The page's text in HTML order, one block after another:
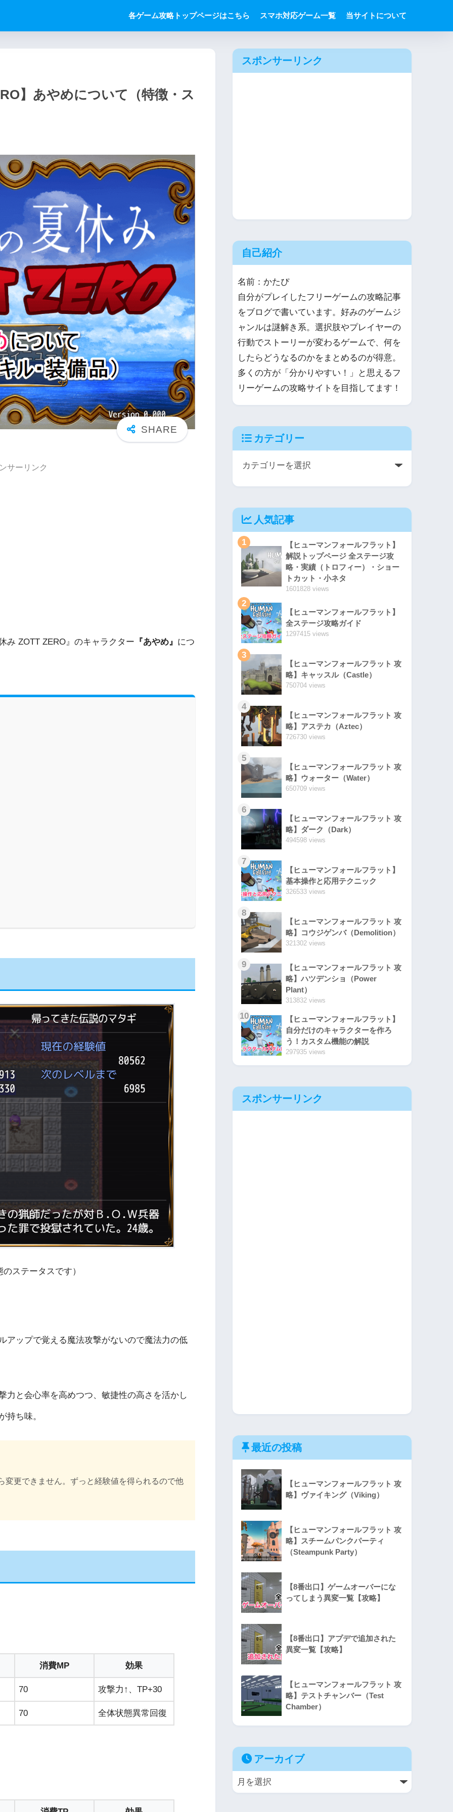
各ゲーム攻略トップページはこちら スマホ対応ゲーム一覧 当サイトについて
】あやめについて（特徴・ス
サーリンク
み ZOTT ZERO』のキャラクター 『あやめ』 につ
ステータスです）
アップで覚える魔法攻撃がないので魔法力の低
力と会心率を高めつつ、敏捷性の高さを活かし
持ち味。
変更できません。ずっと経験値を得られるので他
消費MP 効果
70 攻撃力↑、TP+30
70 全体状態異常回復
スポンサーリンク
自己紹介
名前：かたぴ
自分がプレイしたフリーゲームの攻略記事
をブログで書いています。好みのゲームジ
ャンルは謎解き系。選択肢やプレイヤーの
行動でストーリーが変わるゲームで、何を
したらどうなるのかをまとめるのが得意。
多くの方が「分かりやすい！」と思えるフ
リーゲームの攻略サイトを目指してます！
カテゴリー
人気記事
1
【ヒューマンフォールフラット】
解説トップページ 全ステージ攻
略・実績（トロフィー）・ショー
トカット・小ネタ
1601828 views
2
【ヒューマンフォールフラット】
全ステージ攻略ガイド
1297415 views
3
【ヒューマンフォールフラット 攻
略】キャッスル（Castle）
750704 views
4
【ヒューマンフォールフラット 攻
略】アステカ（Aztec）
726730 views
5
【ヒューマンフォールフラット 攻
略】ウォーター（Water）
650709 views
6
【ヒューマンフォールフラット 攻
略】ダーク（Dark）
494598 views
7
【ヒューマンフォールフラット】
基本操作と応用テクニック
326533 views
8
【ヒューマンフォールフラット 攻
略】コウジゲンバ（Demolition）
321302 views
9
【ヒューマンフォールフラット 攻
略】ハツデンショ（Power
Plant）
313832 views
10
【ヒューマンフォールフラット】
自分だけのキャラクターを作ろ
う！カスタム機能の解説
297935 views
スポンサーリンク
最近の投稿
【ヒューマンフォールフラット 攻
略】ヴァイキング（Viking）
【ヒューマンフォールフラット 攻
略】スチームパンクパーティ
（Steampunk Party）
【8番出口】ゲームオーバーにな
ってしまう異変一覧【攻略】
【8番出口】アプデで追加された
異変一覧【攻略】
【ヒューマンフォールフラット 攻
略】テストチャンバー（Test
Chamber）
アーカイブ